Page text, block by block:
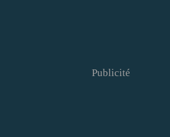
Publicité